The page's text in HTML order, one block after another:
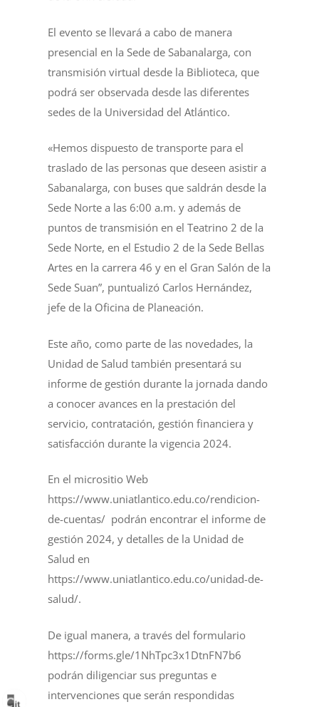
El evento se llevará a cabo de manera
presencial en la Sede de Sabanalarga, con
transmisión virtual desde la Biblioteca, que
podrá ser observada desde las diferentes
sedes de la Universidad del Atlántico.
«Hemos dispuesto de transporte para el
traslado de las personas que deseen asistir a
Sabanalarga, con buses que saldrán desde la
Sede Norte a las 6:00 a.m. y además de
puntos de transmisión en el Teatrino 2 de la
Sede Norte, en el Estudio 2 de la Sede Bellas
Artes en la carrera 46 y en el Gran Salón de la
Sede Suan”, puntualizó Carlos Hernández,
jefe de la Oficina de Planeación.
Este año, como parte de las novedades, la
Unidad de Salud también presentará su
informe de gestión durante la jornada dando
a conocer avances en la prestación del
servicio, contratación, gestión financiera y
satisfacción durante la vigencia 2024.
En el micrositio Web
https://www.uniatlantico.edu.co/rendicion-
de-cuentas/ podrán encontrar el informe de
gestión 2024, y detalles de la Unidad de
Salud en
https://www.uniatlantico.edu.co/unidad-de-
salud/.
De igual manera, a través del formulario
https://forms.gle/1NhTpc3x1DtnFN7b6
podrán diligenciar sus preguntas e
intervenciones que serán respondidas